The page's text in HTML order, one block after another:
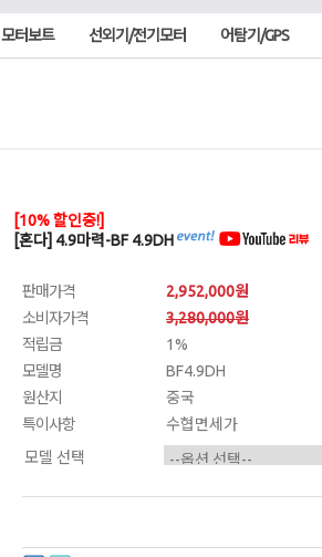
모터보트 선외기/전기모터 어탐기/GPS
[10% 할인중!]
[혼다] 4.9마력-BF 4.9DH
판매가격
2,952,000원
소비자가격
3,280,000원
적립금
1%
모델명
BF4.9DH
원산지
중국
특이사항
수협면세가
모델 선택